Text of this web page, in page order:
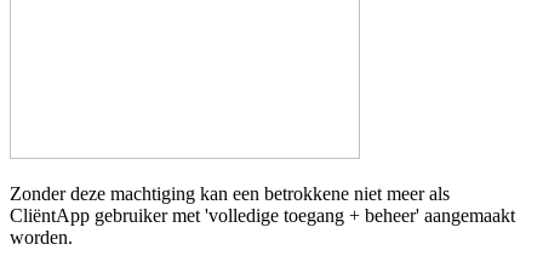
Zonder deze machtiging kan een betrokkene niet meer als
CliëntApp gebruikermet 'volledige toegang + beheer' aangemaakt
worden.